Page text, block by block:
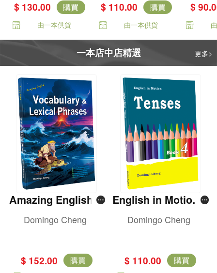
$ 130.00 購買
由一本供貨
$ 110.00 購買
由一本供貨
$
一本店中店精選 更多>
Amazing English V
ocabulary & Lexica
l Phrases
Domingo Cheng
$ 152.00 購買
English in Motion T
enses Book 4
Domingo Cheng
$ 110.00 購買